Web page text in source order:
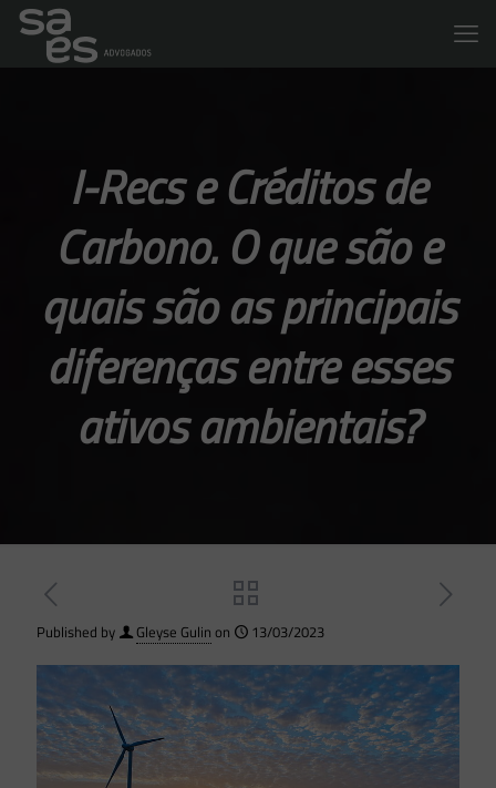
I-Recs e Créditos de
Carbono. O que são e
quais são as principais
diferenças entre esses
ativos ambientais?
Published by Gleyse Gulin on 13/03/2023